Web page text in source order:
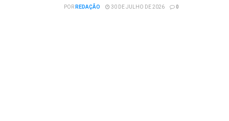
PORREDAÇÃO 30 DE JULHO DE 2026 0